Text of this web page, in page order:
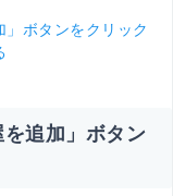
ボタンをクリック
追加」ボタン